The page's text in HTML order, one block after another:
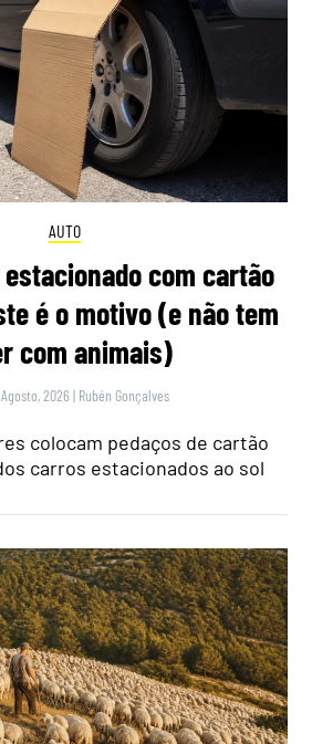
AUTO
com cartão
é o motivo (e não tem
com animais)
2026 | Rubén Gonçalves
colocam pedaços de cartão
carros estacionados ao sol